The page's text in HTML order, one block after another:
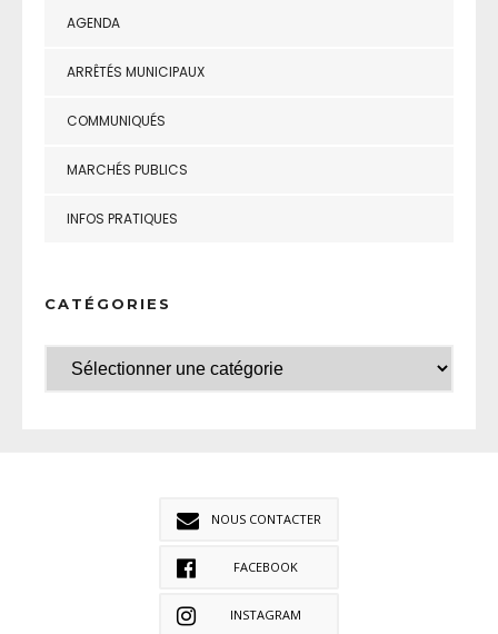
AGENDA
ARRÊTÉS MUNICIPAUX
COMMUNIQUÉS
MARCHÉS PUBLICS
INFOS PRATIQUES
CATÉGORIES
NOUS CONTACTER
FACEBOOK
INSTAGRAM